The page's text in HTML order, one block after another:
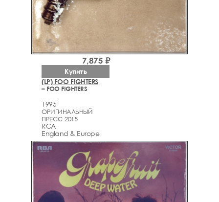
(LP) FOO FIGHTERS
– FOO FIGHTERS
1995
ОРИГИНАЛЬНЫЙ
ПРЕСС 2015
RCA
England & Europe
7,875 ₽
Купить